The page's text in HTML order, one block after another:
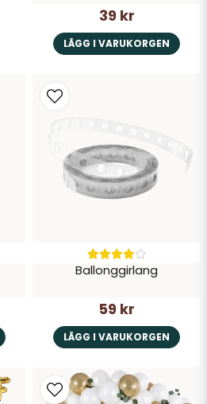
39 kr
LÄGG I VARUKORGEN
Ballonggirlang
59 kr
LÄGG I VARUKORGEN